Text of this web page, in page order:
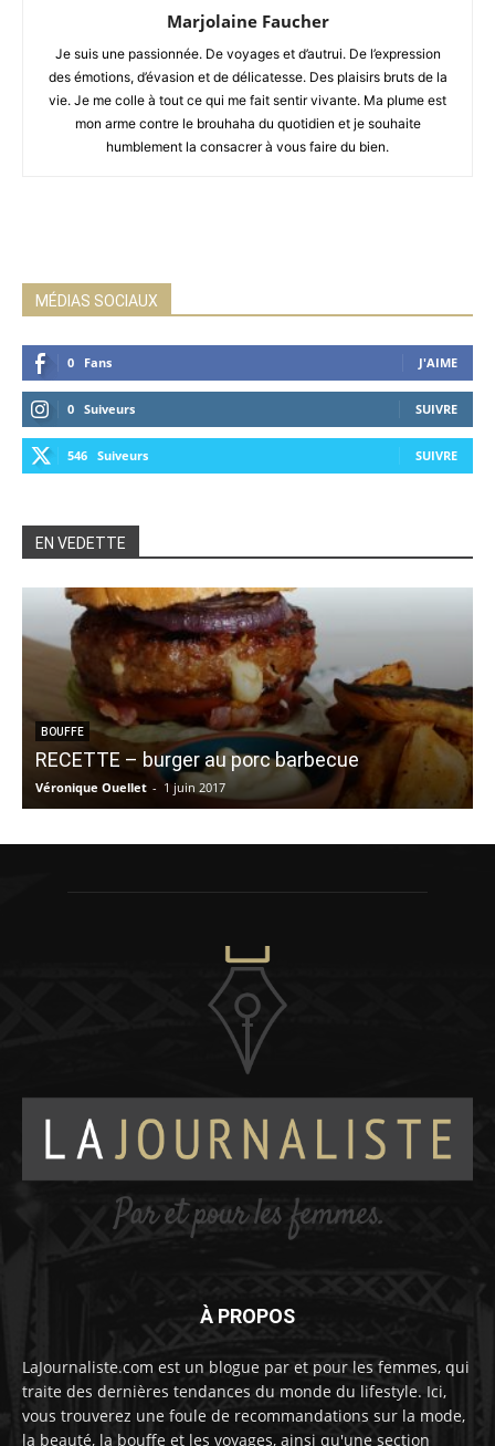
Marjolaine Faucher
Je suis une passionnée. De voyages et d’autrui. De l’expression
des émotions, d’évasion et de délicatesse. Des plaisirs bruts de la
vie. Je me colle à tout ce qui me fait sentir vivante. Ma plume est
mon arme contre le brouhaha du quotidien et je souhaite
humblement la consacrer à vous faire du bien.
MÉDIAS SOCIAUX
0 Fans J'AIME
0 Suiveurs SUIVRE
546 Suiveurs SUIVRE
EN VEDETTE
BOUFFE
RECETTE – burger au porc barbecue
Véronique Ouellet - 1 juin 2017
À PROPOS
LaJournaliste.com est un blogue par et pour les femmes, qui
traite des dernières tendances du monde du lifestyle. Ici,
vous trouverez une foule de recommandations sur la mode,
la beauté, la bouffe et les voyages, ainsi qu'une section